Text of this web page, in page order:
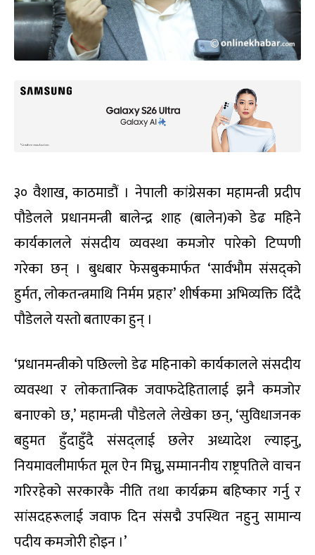
३० वैशाख, काठमाडौं । नेपाली कांग्रेसका महामन्त्री प्रदीप
पौडेलले प्रधानमन्त्री बालेन्द्र शाह (बालेन)को डेढ महिने
कार्यकालले संसदीय व्यवस्था कमजोर पारेको टिप्पणी
गरेका छन् । बुधबार फेसबुकमार्फत ‘सार्वभौम संसद्को
हुर्मत, लोकतन्त्रमाथि निर्मम प्रहार’ शीर्षकमा अभिव्यक्ति दिँदै
पौडेलले यस्तो बताएका हुन् ।
‘प्रधानमन्त्रीको पछिल्लो डेढ महिनाको कार्यकालले संसदीय
व्यवस्था र लोकतान्त्रिक जवाफदेहितालाई झनै कमजोर
बनाएको छ,’ महामन्त्री पौडेलले लेखेका छन्, ‘सुविधाजनक
बहुमत हुँदाहुँदै संसद्लाई छलेर अध्यादेश ल्याइनु,
नियमावलीमार्फत मूल ऐन मिच्नु, सम्माननीय राष्ट्रपतिले वाचन
गरिरहेको सरकारकै नीति तथा कार्यक्रम बहिष्कार गर्नु र
सांसदहरूलाई जवाफ दिन संसद्मै उपस्थित नहुनु सामान्य
पदीय कमजोरी होइन ।’